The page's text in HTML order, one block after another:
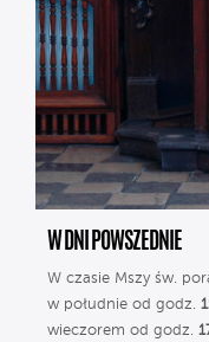
W DNI POWSZEDNIE
W czasie Mszy św.
w południe od godz.
wieczorem od godz.